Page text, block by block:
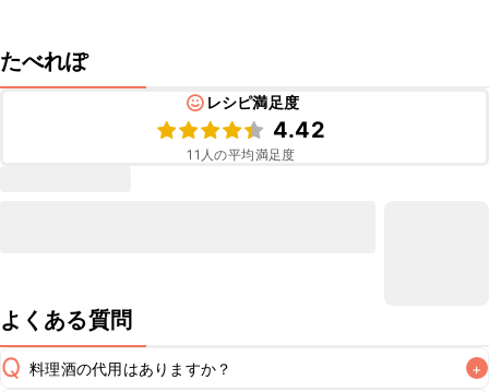
たべれぽ
レシピ満足度
4.42
11 人の平均満足度
よくある質問
Q 料理酒の代用はありますか？ +